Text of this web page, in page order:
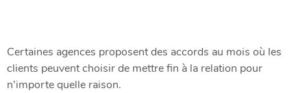
Certaines agences proposent des accords au mois où les
clients peuvent choisir de mettre fin à la relation pour
n’importe quelle raison.